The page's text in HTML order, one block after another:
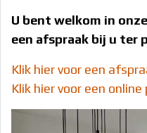
U bent welkom in
een afspraak bij u ter
Klik hier voor een
Klik hier voor een